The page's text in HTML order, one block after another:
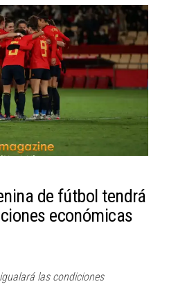
de fútbol tendrá
económicas
las condiciones